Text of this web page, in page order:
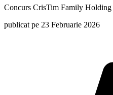
Concurs CrisTim Family Holding
publicat pe 23 Februarie 2026